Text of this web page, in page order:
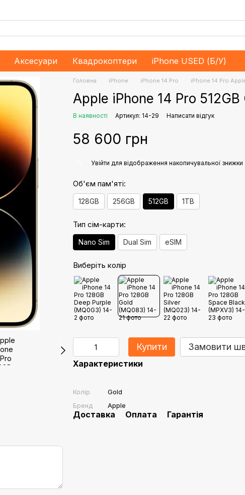
Аксесуари Квадрокоптери iPhone USED (Б/У)
Головна iPhone iPhone 14 Pro iPhone 14 Pro
Apple iPhone 14 Pro
В наявності Артикул: 14-29 Написати відгук
58 600 грн
Увійти для відображення накопичувальної знижки
Об'єм пам'яті:
128GB 256GB 512GB 1TB
Тип сім-карти:
Nano Sim Dual Sim eSIM
Виберіть колір
Купити Замовити
Характеристики
Колір
Gold
Бренд
Apple
Доставка Оплата Гарантія